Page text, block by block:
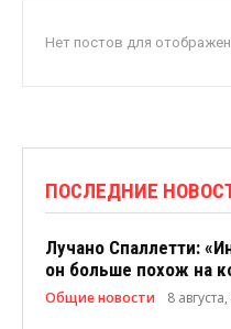
Нет постов для
ПОСЛЕДНИЕ
Лучано Спаллетти:
он больше похож на
Общие новости 8